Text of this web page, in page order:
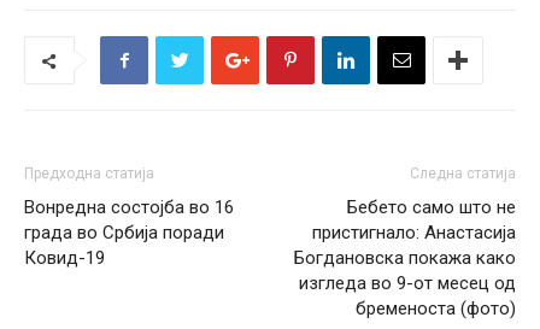
Предходна статија
Вонредна состојба во 16
града во Србија поради
Ковид-19
Следна статија
Бебето само што не
пристигнало: Анастасија
Богдановска покажа како
изгледа во 9-от месец од
бременоста (фото)